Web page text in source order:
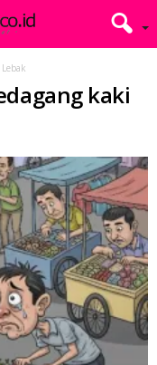
kaki